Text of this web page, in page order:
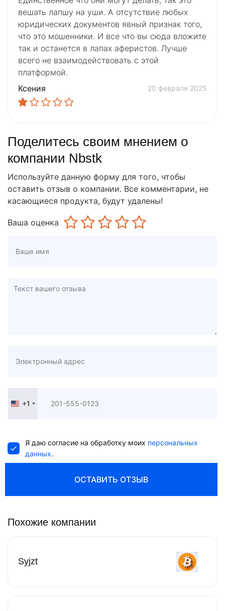
вешать лапшу на уши. А отсутствие любых
юридических документов явный признак того,
что это мошенники. И все что вы сюда вложите
так и останется в лапах аферистов. Лучше
всего не взаимодействовать с этой
платформой.
Ксения
20 февраля 2025
Поделитесь своим мнением о
компании Nbstk
Используйте данную форму для того, чтобы
оставить отзыв о компании. Все комментарии, не
касающиеся продукта, будут удалены!
Ваша оценка
United
+1
Я даю согласие на обработку моих персональных
данных.
ОСТАВИТЬ ОТЗЫВ
Похожие компании
Syjzt